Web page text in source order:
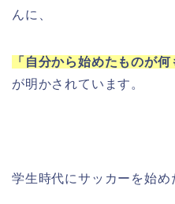
んに、
「自分から始めたものが
が明かされています。
学生時代にサッカーを始め